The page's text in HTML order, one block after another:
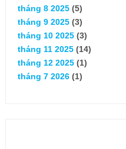
tháng 8 2025(5)
tháng 9 2025(3)
tháng 10 2025(3)
tháng 11 2025(14)
tháng 12 2025(1)
tháng 7 2026(1)